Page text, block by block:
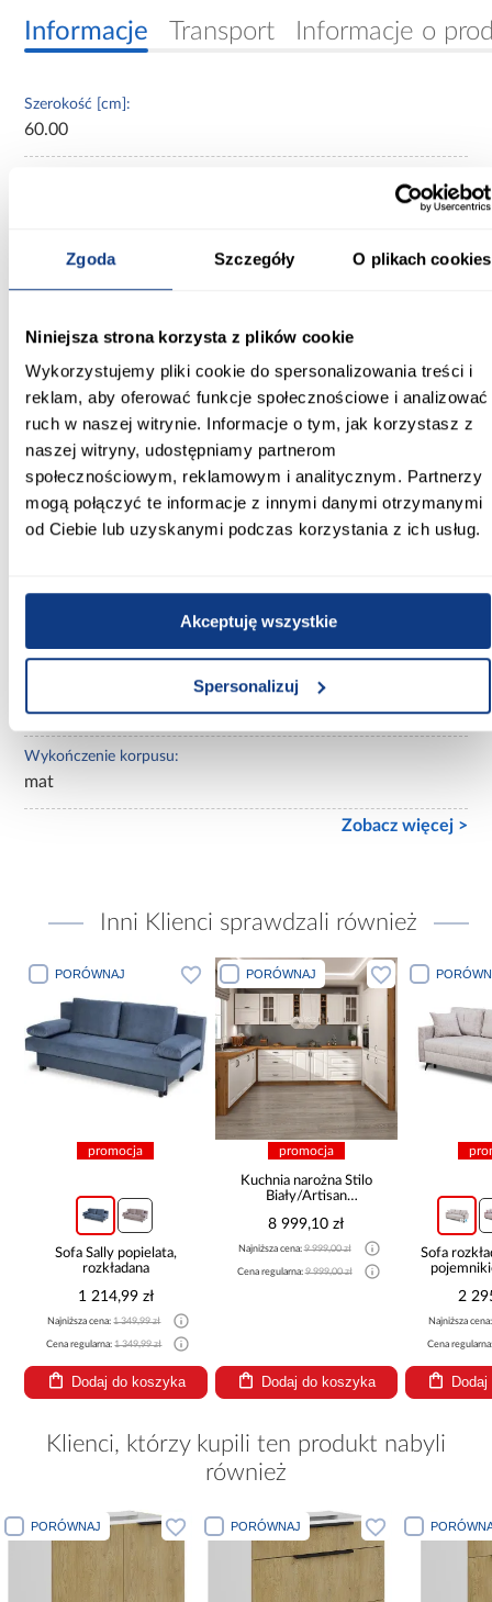
Zgoda Szczegóły O plikach cookies
Niniejsza strona korzysta z plików cookie
Wykorzystujemy pliki cookie do spersonalizowania treści i
reklam, aby oferować funkcje społecznościowe i analizować
ruch w naszej witrynie. Informacje o tym, jak korzystasz z
naszej witryny, udostępniamy partnerom
społecznościowym, reklamowym i analitycznym. Partnerzy
mogą połączyć te informacje z innymi danymi otrzymanymi
od Ciebie lub uzyskanymi podczas korzystania z ich usług.
Akceptuję wszystkie
Spersonalizuj
Informacje Transport Informacje o
Szerokość [cm]:
60.00
Cremona
Kolor frontów:
dąb cremona
biały
Wybarwienie frontów górnych:
mat
Wykończenie korpusu:
mat
Zobacz więcej >
Inni Klienci sprawdzali również
PORÓWNAJ
promocja
Sofa Sally popielata,
rozkładana
1 214,99 zł
Najniższa cena:1 349,99 zł
Cena regularna:1 349,99 zł
Dodaj do koszyka
PORÓWNAJ
promocja
Kuchnia narożna Stilo
Biały/Artisan
8 999,10 zł
Najniższa cena:9 999,00 zł
Cena regularna:9 999,00 zł
Dodaj do koszyka
Sofa
2
Najniższa
Cena
Klienci, którzy kupili ten produkt nabyli
również
PORÓWNAJ PORÓWNAJ